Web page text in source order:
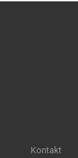
Kontakt